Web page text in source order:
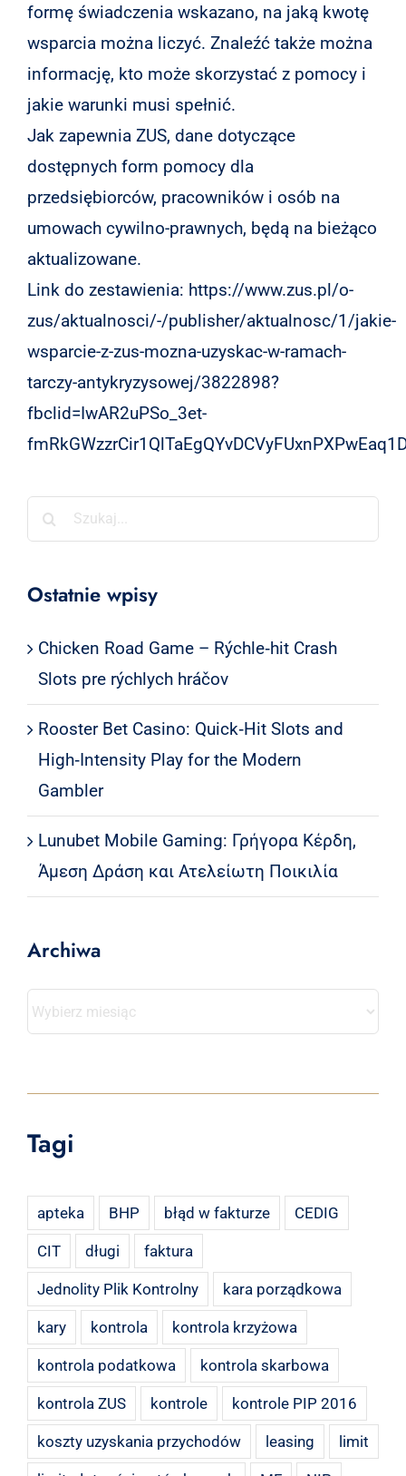
formę świadczenia wskazano, na jaką kwotę
wsparcia można liczyć. Znaleźć także można
informację, kto może skorzystać z pomocy i
jakie warunki musi spełnić.
Jak zapewnia ZUS, dane dotyczące
dostępnych form pomocy dla
przedsiębiorców, pracowników i osób na
umowach cywilno-prawnych, będą na bieżąco
aktualizowane.
Link do zestawienia: https://www.zus.pl/o-
zus/aktualnosci/-/publisher/aktualnosc/1/jakie-
wsparcie-z-zus-mozna-uzyskac-w-ramach-
tarczy-antykryzysowej/3822898?
fbclid=IwAR2uPSo_3et-
Szukaj
Ostatnie wpisy
Chicken Road Game – Rýchle‑hit Crash
Slots pre rýchlych hráčov
Rooster Bet Casino: Quick‑Hit Slots and
High‑Intensity Play for the Modern
Gambler
Lunubet Mobile Gaming: Γρήγορα Κέρδη,
Άμεση Δράση και Ατελείωτη Ποικιλία
Archiwa
Archiwa
Tagi
apteka BHP błąd w fakturze CEDIG
CIT długi faktura
Jednolity Plik Kontrolny kara porządkowa
kary kontrola kontrola krzyżowa
kontrola podatkowa kontrola skarbowa
kontrola ZUS kontrole kontrole PIP 2016
koszty uzyskania przychodów leasing limit